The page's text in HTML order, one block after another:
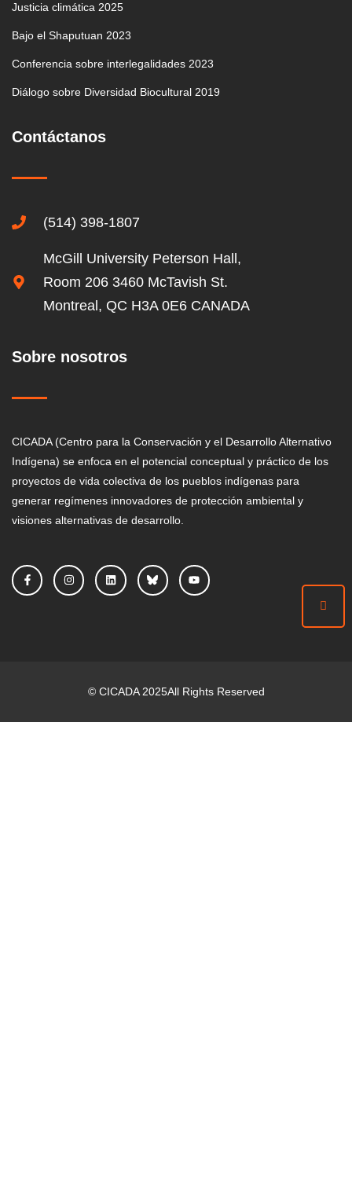
Justicia climática 2025
Bajo el Shaputuan 2023
Conferencia sobre interlegalidades 2023
Diálogo sobre Diversidad Biocultural 2019
Contáctanos
(514) 398-1807
McGill University Peterson Hall,
Room 206 3460 McTavish St.
Montreal, QC H3A 0E6 CANADA
Sobre nosotros
CICADA (Centro para la Conservación y el Desarrollo Alternativo
Indígena) se enfoca en el potencial conceptual y práctico de los
proyectos de vida colectiva de los pueblos indígenas para
generar regímenes innovadores de protección ambiental y
visiones alternativas de desarrollo.
© CICADA2025All Rights Reserved